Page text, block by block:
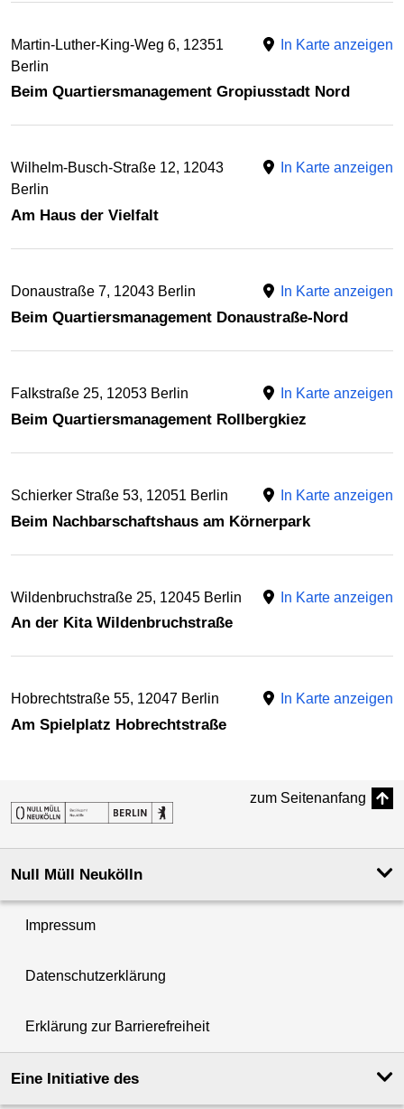
Martin-Luther-King-Weg 6, 12351
Berlin
In Karte anzeigen
Beim Quartiersmanagement Gropiusstadt Nord
Wilhelm-Busch-Straße 12, 12043
Berlin
In Karte anzeigen
Am Haus der Vielfalt
Donaustraße 7, 12043 Berlin In Karte anzeigen
Beim Quartiersmanagement Donaustraße-Nord
Falkstraße 25, 12053 Berlin In Karte anzeigen
Beim Quartiersmanagement Rollbergkiez
Schierker Straße 53, 12051 Berlin In Karte anzeigen
Beim Nachbarschaftshaus am Körnerpark
Wildenbruchstraße 25, 12045 Berlin In Karte anzeigen
An der Kita Wildenbruchstraße
Hobrechtstraße 55, 12047 Berlin In Karte anzeigen
Am Spielplatz Hobrechtstraße
zum Seitenanfang
Null Müll Neukölln
Impressum
Datenschutzerklärung
Erklärung zur Barrierefreiheit
Eine Initiative des